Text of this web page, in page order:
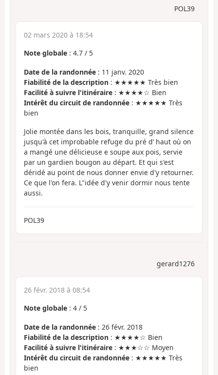
POL39
02 mars 2020 à 18:54
Note globale : 4.7 / 5
Date de la randonnée : 11 janv. 2020
Fiabilité de la description : ★★★★★ Très bien
Facilité à suivre l'itinéraire : ★★★★☆ Bien
Intérêt du circuit de randonnée : ★★★★★ Très
bien
Jolie montée dans les bois, tranquille, grand silence
jusqu'à cet improbable refuge du pré d’ haut où on
a mangé une délicieuse e soupe aux pois, servie
par un gardien bougon au départ. Et qui s'est
déridé au point de nous donner envie d'y retourner.
Ce que l'on fera. L"idée d'y venir dormir nous tente
aussi.
POL39
gerard1276
26 févr. 2018 à 08:54
Note globale : 4 / 5
Date de la randonnée : 26 févr. 2018
Fiabilité de la description : ★★★★☆ Bien
Facilité à suivre l'itinéraire : ★★★☆☆ Moyen
Intérêt du circuit de randonnée : ★★★★★ Très
bien